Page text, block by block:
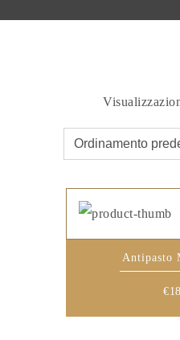
Antipasto
€